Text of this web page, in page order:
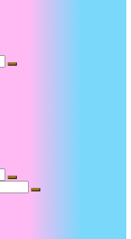
Suche
Suche
Suche